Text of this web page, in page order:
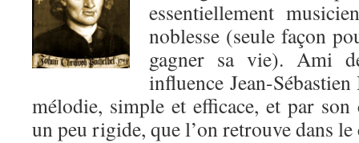
essentiellement
noblesse (seule façon
gagner sa vie). Ami
influence Jean-
mélodie, simple et efficace, et par
un peu rigide, que l’on retrouve dans le